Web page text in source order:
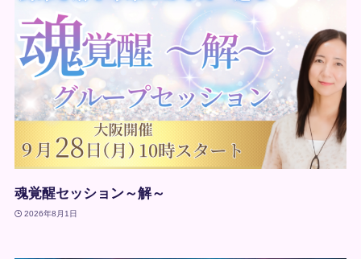
魂覚醒セッション～解～
2026年8月1日